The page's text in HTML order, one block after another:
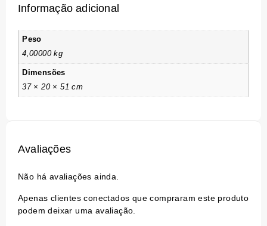
Informação adicional
Peso
4,00000 kg
Dimensões
37 × 20 × 51 cm
Avaliações
Não há avaliações ainda.
Apenas clientes conectados que compraram este produto
podem deixar uma avaliação.